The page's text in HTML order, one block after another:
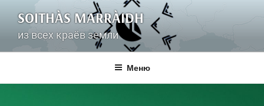
содержимому
SOITHÀS MARRÀIDH
из всех краёв земли
Меню